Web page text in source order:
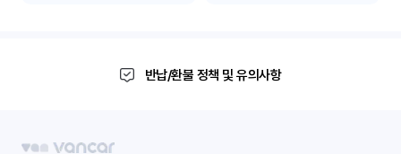
반납/환불 정책 및 유의사항